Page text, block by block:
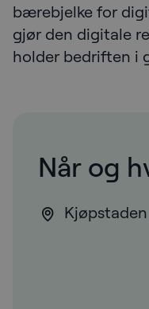
bærebjelke for
gjør den digitale
holder bedriften i
Når og